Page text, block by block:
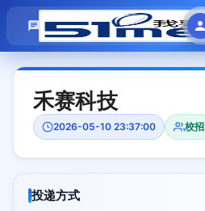
模拟面试 题目大全
禾赛科技
2026-05-10 23:37:00 校招
投递方式